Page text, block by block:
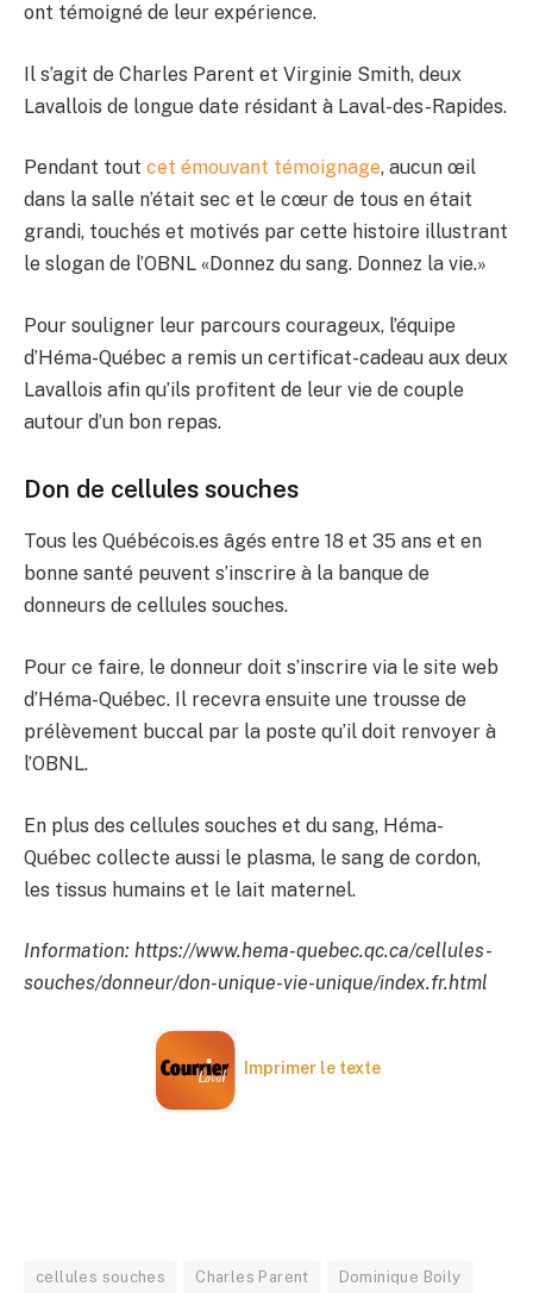
ont témoigné de leur expérience.
Il s’agit de Charles Parent et Virginie Smith, deux
Lavallois de longue date résidant à Laval-des-Rapides.
Pendant tout cet émouvant témoignage, aucun œil
dans la salle n’était sec et le cœur de tous en était
grandi, touchés et motivés par cette histoire illustrant
le slogan de l’OBNL «Donnez du sang. Donnez la vie.»
Pour souligner leur parcours courageux, l’équipe
d’Héma-Québec a remis un certificat-cadeau aux deux
Lavallois afin qu’ils profitent de leur vie de couple
autour d’un bon repas.
Don de cellules souches
Tous les Québécois.es âgés entre 18 et 35 ans et en
bonne santé peuvent s’inscrire à la banque de
donneurs de cellules souches.
Pour ce faire, le donneur doit s’inscrire via le site web
d’Héma-Québec. Il recevra ensuite une trousse de
prélèvement buccal par la poste qu’il doit renvoyer à
l’OBNL.
En plus des cellules souches et du sang, Héma-
Québec collecte aussi le plasma, le sang de cordon,
les tissus humains et le lait maternel.
Information: https://www.hema-quebec.qc.ca/cellules-
souches/donneur/don-unique-vie-unique/index.fr.html
Imprimer le texte
cellules souches Charles Parent Dominique Boily